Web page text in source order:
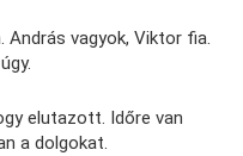
András vagyok, Viktor fia.
elutazott. Időre van
a dolgokat.